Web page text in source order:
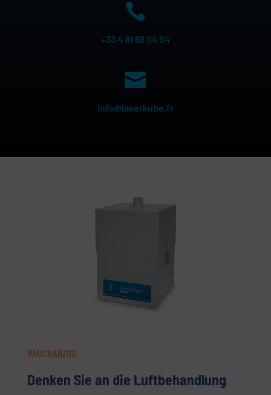

+33 4 81 68 04 04

info@laserkube.fr
RAUCHABZUG
Denken Sie an die Luftbehandlung